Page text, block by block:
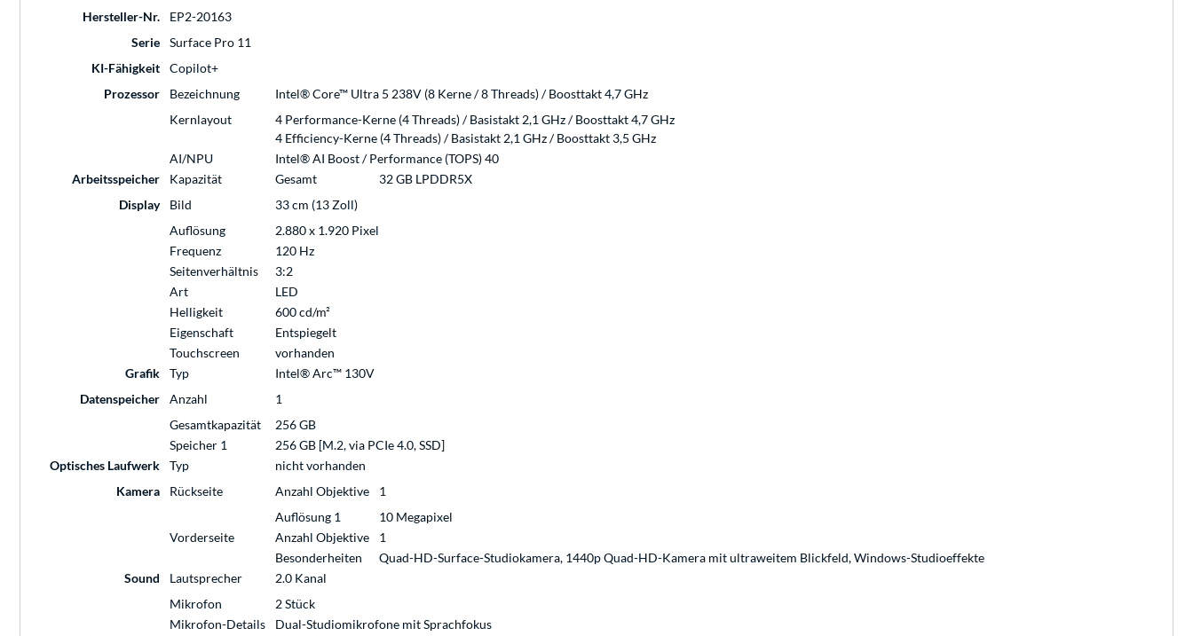
Hersteller-Nr.
EP2-20163
Serie
Surface Pro 11
KI-Fähigkeit
Copilot+
Prozessor
Bezeichnung
Intel® Core™ Ultra 5 238V (8 Kerne / 8 Threads) / Boosttakt 4,7 GHz
Kernlayout
4 Performance-Kerne (4 Threads) / Basistakt 2,1 GHz / Boosttakt 4,7 GHz
4 Efficiency-Kerne (4 Threads) / Basistakt 2,1 GHz / Boosttakt 3,5 GHz
AI/NPU
Intel® AI Boost / Performance (TOPS) 40
Arbeitsspeicher
Kapazität Gesamt
32 GB LPDDR5X
Display
Bild
33 cm (13 Zoll)
Auflösung
2.880 x 1.920 Pixel
Frequenz
120 Hz
Seitenverhältnis
3:2
Art
LED
Helligkeit
600 cd/m²
Eigenschaft
Entspiegelt
Touchscreen
vorhanden
Grafik
Typ
Intel® Arc™ 130V
Datenspeicher
Anzahl
1
Gesamtkapazität
256 GB
Speicher 1
256 GB [M.2, via PCIe 4.0, SSD]
Optisches Laufwerk
Typ
nicht vorhanden
Kamera
Rückseite Anzahl Objektive
1
Auflösung 1
10 Megapixel
Vorderseite
Anzahl Objektive
1
Besonderheiten
Quad-HD-Surface-Studiokamera, 1440p Quad-HD-Kamera mit ultraweitem Blickfeld, Windows-Studioeffekte
Sound
Lautsprecher
2.0 Kanal
Mikrofon
2 Stück
Mikrofon-Details
Dual-Studiomikrofone mit Sprachfokus